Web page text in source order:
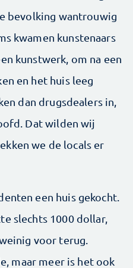
bevolking wantrouwig
kwamen kunstenaars
kunstwerk, om na een
en het huis leeg
dan drugsdealers in,
Dat wilden wij
we de locals er
een huis gekocht.
slechts 1000 dollar,
voor terug.
maar meer is het ook